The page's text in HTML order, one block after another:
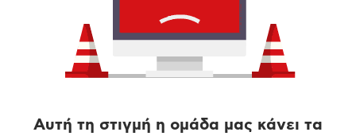
Αυτή τη στιγμή η ομάδα μας κάνει τα